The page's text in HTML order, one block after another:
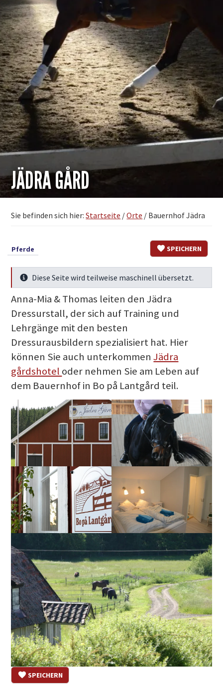
JÄDRA GÅRD
Sie befinden sich hier:Startseite /Orte / Bauernhof Jädra
SPEICHERN
Pferde
Mehr Infos
Diese Seite wird teilweise maschinell übersetzt.
Anna-Mia & Thomas leiten den Jädra
Dressurstall, der sich auf Training und
Lehrgänge mit den besten
Dressurausbildern spezialisiert hat. Hier
können Sie auch unterkommenJädra
gårdshotel oder nehmen Sie am Leben auf
dem Bauernhof in Bo på Lantgård teil.
SPEICHERN